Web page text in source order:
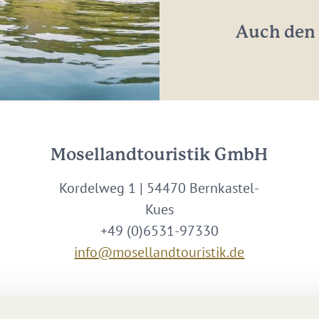
Auch den
Mosellandtouristik GmbH
Kordelweg 1 | 54470 Bernkastel-
Kues
+49 (0)6531-97330
info@mosellandtouristik.de